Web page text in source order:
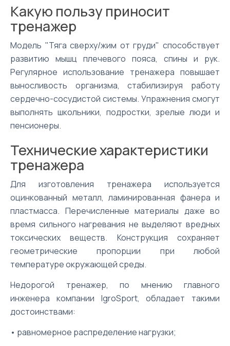
Какую пользу приносит
тренажер
Модель "Тяга сверху/жим от груди" способствует
развитию мышц плечевого пояса, спины и рук.
Регулярное использование тренажера повышает
выносливость организма, стабилизируя работу
сердечно-сосудистой системы. Упражнения смогут
выполнять школьники, подростки, зрелые люди и
пенсионеры.
Технические характеристики
тренажера
Для изготовления тренажера используется
оцинкованный металл, ламинированная фанера и
пластмасса. Перечисленные материалы даже во
время сильного нагревания не выделяют вредных
токсических веществ. Конструкция сохраняет
геометрические пропорции при любой
температуре окружающей среды.
Недорогой тренажер, по мнению главного
инженера компании IgroSport, обладает такими
достоинствами:
• равномерное распределение нагрузки;